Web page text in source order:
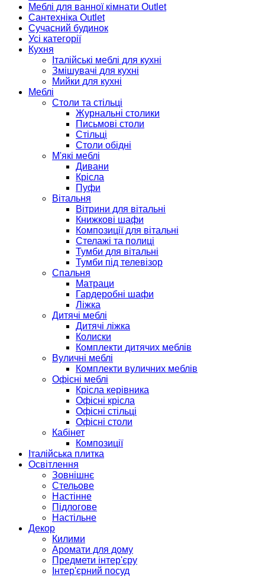
Меблі для ванної кімнати Outlet
Сантехніка Outlet
Сучасний будинок
Усі категорії
Кухня
Італійські меблі для кухні
Змішувачі для кухні
Мийки для кухні
Меблі
Столи та стільці
Журнальні столики
Письмові столи
Стільці
Столи обідні
М'які меблі
Дивани
Крісла
Пуфи
Вітальня
Вітрини для вітальні
Книжкові шафи
Композиції для вітальні
Стелажі та полиці
Тумби для вітальні
Тумби під телевізор
Спальня
Матраци
Гардеробні шафи
Ліжка
Дитячі меблі
Дитячі ліжка
Колиски
Комплекти дитячих меблів
Вуличні меблі
Комплекти вуличних меблів
Офісні меблі
Крісла керівника
Офісні крісла
Офісні стільці
Офісні столи
Кабінет
Композиції
Італійська плитка
Освітлення
Зовнішнє
Стельове
Настінне
Підлогове
Настільне
Декор
Килими
Аромати для дому
Предмети інтер'єру
Інтер'єрний посуд